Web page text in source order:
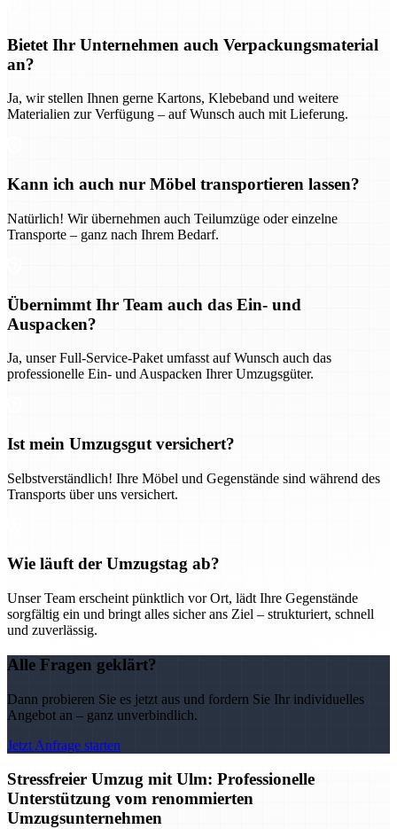
Bietet Ihr Unternehmen auch Verpackungsmaterial
an?
Ja, wir stellen Ihnen gerne Kartons, Klebeband und weitere
Materialien zur Verfügung – auf Wunsch auch mit Lieferung.
Kann ich auch nur Möbel transportieren lassen?
Natürlich! Wir übernehmen auch Teilumzüge oder einzelne
Transporte – ganz nach Ihrem Bedarf.
Übernimmt Ihr Team auch das Ein- und
Auspacken?
Ja, unser Full-Service-Paket umfasst auf Wunsch auch das
professionelle Ein- und Auspacken Ihrer Umzugsgüter.
Ist mein Umzugsgut versichert?
Selbstverständlich! Ihre Möbel und Gegenstände sind während des
Transports über uns versichert.
Wie läuft der Umzugstag ab?
Unser Team erscheint pünktlich vor Ort, lädt Ihre Gegenstände
sorgfältig ein und bringt alles sicher ans Ziel – strukturiert, schnell
und zuverlässig.
Alle Fragen geklärt?
Dann probieren Sie es jetzt aus und fordern Sie Ihr individuelles
Angebot an – ganz unverbindlich.
Jetzt Anfrage starten
Stressfreier Umzug mit Ulm: Professionelle
Unterstützung vom renommierten
Umzugsunternehmen